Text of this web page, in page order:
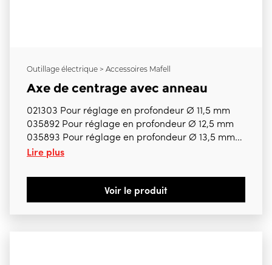
Outillage électrique > Accessoires Mafell
Axe de centrage avec anneau
021303 Pour réglage en profondeur Ø 11,5 mm
035892 Pour réglage en profondeur Ø 12,5 mm
035893 Pour réglage en profondeur Ø 13,5 mm
035894 Pour réglage en profondeur Ø 15,5 mm
035896 Pour réglage en profondeur Ø 19,5 mm
035897 Pour réglage en profondeur Ø 21,5 mm
035898 Pour réglage en profondeur Ø 23,5 mm
Lire plus
Voir le produit